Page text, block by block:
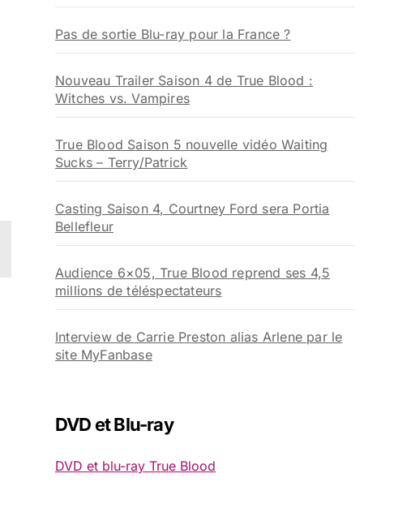
Pas de sortie Blu-ray pour la France ?
Nouveau Trailer Saison 4 de True Blood :
Witches vs. Vampires
True Blood Saison 5 nouvelle vidéo Waiting
Sucks – Terry/Patrick
Casting Saison 4, Courtney Ford sera Portia
Bellefleur
Audience 6×05, True Blood reprend ses 4,5
millions de téléspectateurs
Interview de Carrie Preston alias Arlene par le
site MyFanbase
DVD et Blu-ray
DVD et blu-ray True Blood